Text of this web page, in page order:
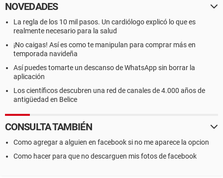
NOVEDADES
La regla de los 10 mil pasos. Un cardiólogo explicó lo que es
realmente necesario para la salud
¡No caigas! Así es como te manipulan para comprar más en
temporada navideña
Así puedes tomarte un descanso de WhatsApp sin borrar la
aplicación
Los científicos descubren una red de canales de 4.000 años de
antigüedad en Belice
CONSULTA TAMBIÉN
Como agregar a alguien en facebook si no me aparece la opcion
Como hacer para que no descarguen mis fotos de facebook